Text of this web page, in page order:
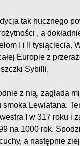
tak hucznego
, a
I i II tysiąclecia.
Europie z
Sybilli.
z nią, zagłada
smoka Lewiatana.
I w 317 roku i
na 1000 rok.
a następnie